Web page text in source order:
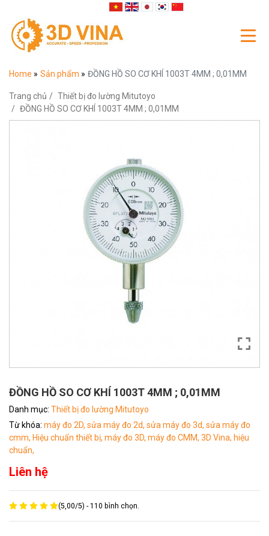
Home » Sản phẩm » ĐỒNG HỒ SO CƠ KHÍ 1003T 4MM ; 0,01MM
Trang chủ
Thiết bị đo lường Mitutoyo
ĐỒNG HỒ SO CƠ KHÍ 1003T 4MM ; 0,01MM
ĐỒNG HỒ SO CƠ KHÍ 1003T 4MM ; 0,01MM
Danh mục: Thiết bị đo lường Mitutoyo
Từ khóa: máy đo 2D, sửa máy đo 2d, sửa máy đo 3d, sửa máy đo
cmm, Hiệu chuẩn thiết bị, máy đo 3D, máy đo CMM, 3D Vina, hiệu
chuẩn,
Liên hệ
(5,00/5) -110 bình chọn.